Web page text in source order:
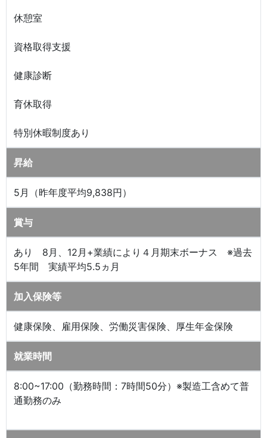
休憩室
資格取得支援
健康診断
育休取得
特別休暇制度あり
昇給
5月（昨年度平均9,838円）
賞与
あり 8月、12月+業績により４月期末ボーナス ※過去
5年間 実績平均5.5ヵ月
加入保険等
健康保険、雇用保険、労働災害保険、厚生年金保険
就業時間
8:00~17:00（勤務時間：7時間50分）※製造工含めて普
通勤務のみ